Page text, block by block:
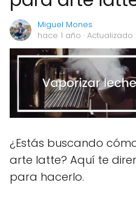
Miguel Mones
hace 1 año ·
¿Estás buscando
arte latte? Aquí te
para hacerlo.